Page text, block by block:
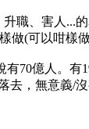
職、害人...
做(可以咁樣
70億人。有
去，無意義/